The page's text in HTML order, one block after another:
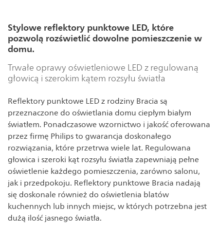
Stylowe reflektory punktowe LED, które
pozwolą rozświetlić dowolne pomieszczenie w
domu.
Trwałe oprawy oświetleniowe LED z regulowaną
głowicą i szerokim kątem rozsyłu światła
Reflektory punktowe LED z rodziny Bracia są
przeznaczone do oświetlania domu ciepłym białym
światłem. Ponadczasowe wzornictwo i jakość oferowana
przez firmę Philips to gwarancja doskonałego
rozwiązania, które przetrwa wiele lat. Regulowana
głowica i szeroki kąt rozsyłu światła zapewniają pełne
oświetlenie każdego pomieszczenia, zarówno salonu,
jak i przedpokoju. Reflektory punktowe Bracia nadają
się doskonale również do oświetlenia blatów
kuchennych lub innych miejsc, w których potrzebna jest
dużą ilość jasnego światła.